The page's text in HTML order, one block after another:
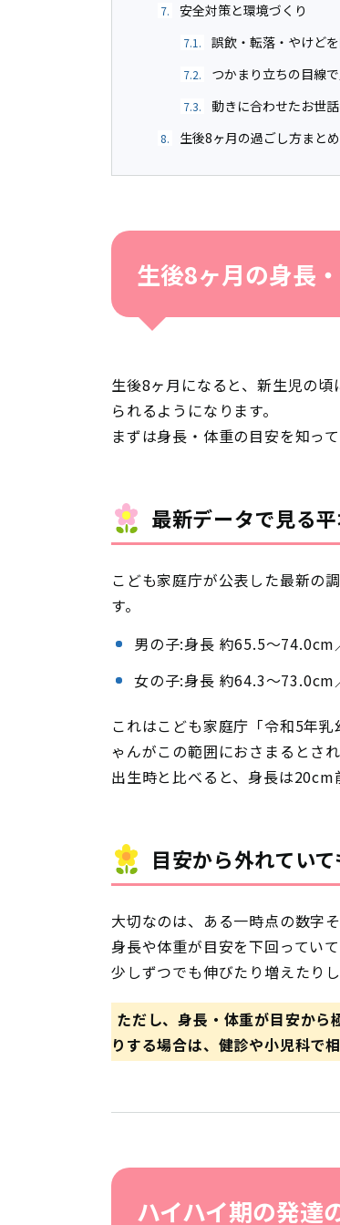
7. 安全対策と環境づくり
7.1. 誤飲・転落・やけど
7.2. つかまり立ちの目線
7.3. 動きに合わせたお世
8. 生後8ヶ月の過ごし方まとめ
生後8ヶ月の身長
生後8ヶ月になると、新生児の
られるようになります。
まずは身長・体重の目安を知っ
最新データで見る
こども家庭庁が公表した最新の調
す。
男の子:身長 約65.5〜
女の子:身長 約64.3〜
これはこども家庭庁「令和5年
ゃんがこの範囲におさまるとされ
出生時と比べると、身長は20cm
目安から外れてい
大切なのは、ある一時点の数字
身長や体重が目安を下回ってい
少しずつでも伸びたり増えたり
ただし、身長・体重が目安から
りする場合は、健診や小児科で
ハイハイ期の発達